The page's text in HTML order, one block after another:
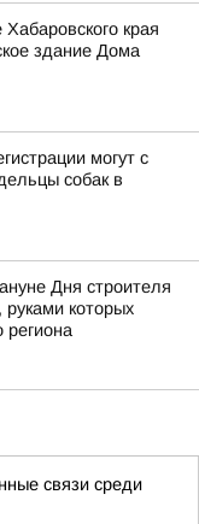
края
здание Дома
могут с
собак в
Дня строителя
которых
региона
связи среди